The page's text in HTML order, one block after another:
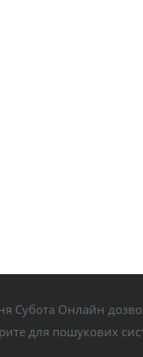
Субота Онлайн
для пошукових